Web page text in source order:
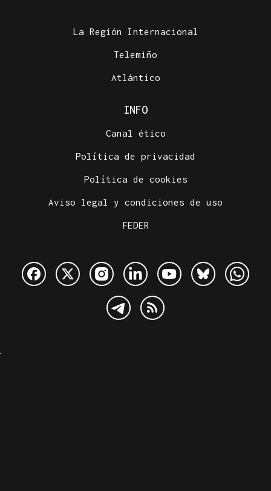
La Región Internacional
Telemiño
Atlántico
INFO
Canal ético
Política de privacidad
Política de cookies
Aviso legal y condiciones de uso
FEDER